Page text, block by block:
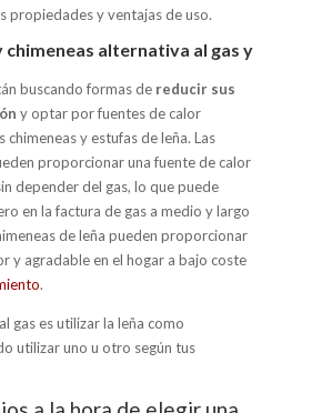
propiedades y ventajas de uso.
chimeneas alternativa al gas y
buscando formas de reducir sus
y optar por fuentes de calor
y estufas de leña. Las
proporcionar una fuente de calor
depender del gas, lo que puede
en la factura de gas a medio y largo
de leña pueden proporcionar
y agradable en el hogar a bajo coste
.
gas es utilizar la leña como
utilizar uno u otro según tus